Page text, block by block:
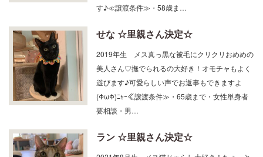
す♪≪譲渡条件≫・58歳ま…
せな ☆里親さん決定☆
2019年生 メス真っ黒な被毛にクリクリおめめの
美人さん♡撫でられるの大好き！オモチャもよく
遊びます♪可愛らしい声でお返事もできますよ
(ΦωΦ)ﾆｬｰ≪譲渡条件≫・65歳まで・女性単身者
要相談・男…
ラン ☆里親さん決定☆
2021年8月生 メス猫じゃらし大好き！ちょっと